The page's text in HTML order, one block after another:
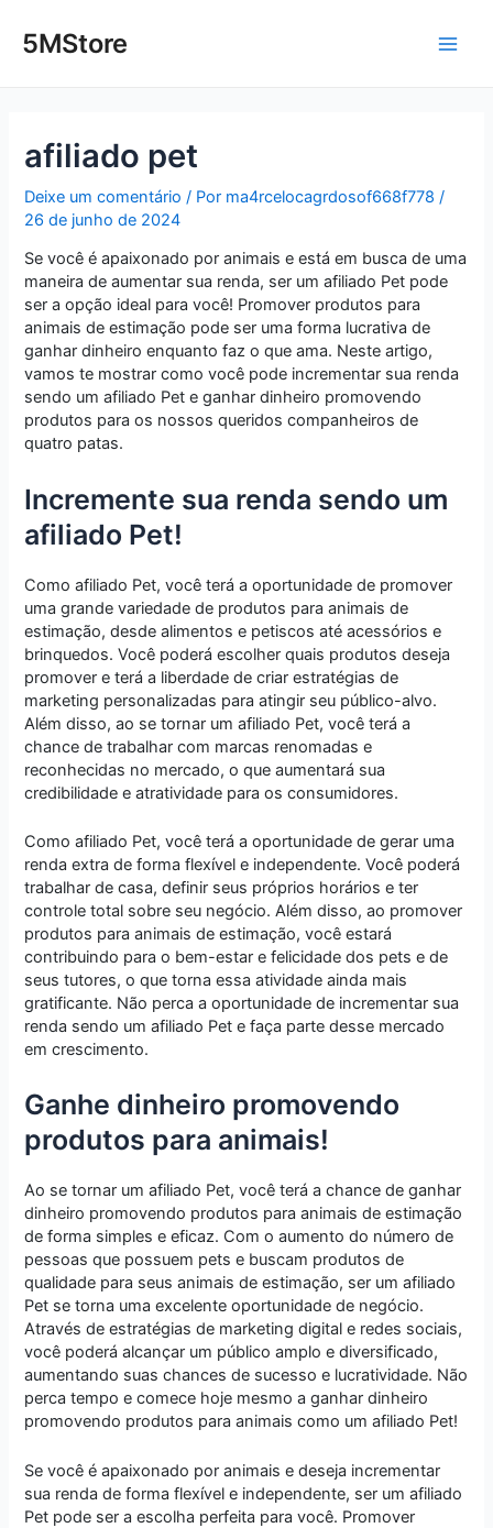
para5MStore
afiliado pet
Deixe um comentário / Por ma4rcelocagrdosof668f778/
26 de junho de 2024
Se você é apaixonado por animais e está em busca de uma
maneira de aumentar sua renda, ser um afiliado Pet pode
ser a opção ideal para você! Promover produtos para
animais de estimação pode ser uma forma lucrativa de
ganhar dinheiro enquanto faz o que ama. Neste artigo,
vamos te mostrar como você pode incrementar sua renda
sendo um afiliado Pet e ganhar dinheiro promovendo
produtos para os nossos queridos companheiros de
quatro patas.
Incremente sua renda sendo um
afiliado Pet!
Como afiliado Pet, você terá a oportunidade de promover
uma grande variedade de produtos para animais de
estimação, desde alimentos e petiscos até acessórios e
brinquedos. Você poderá escolher quais produtos deseja
promover e terá a liberdade de criar estratégias de
marketing personalizadas para atingir seu público-alvo.
Além disso, ao se tornar um afiliado Pet, você terá a
chance de trabalhar com marcas renomadas e
reconhecidas no mercado, o que aumentará sua
credibilidade e atratividade para os consumidores.
Como afiliado Pet, você terá a oportunidade de gerar uma
renda extra de forma flexível e independente. Você poderá
trabalhar de casa, definir seus próprios horários e ter
controle total sobre seu negócio. Além disso, ao promover
produtos para animais de estimação, você estará
contribuindo para o bem-estar e felicidade dos pets e de
seus tutores, o que torna essa atividade ainda mais
gratificante. Não perca a oportunidade de incrementar sua
renda sendo um afiliado Pet e faça parte desse mercado
em crescimento.
Ganhe dinheiro promovendo
produtos para animais!
Ao se tornar um afiliado Pet, você terá a chance de ganhar
dinheiro promovendo produtos para animais de estimação
de forma simples e eficaz. Com o aumento do número de
pessoas que possuem pets e buscam produtos de
qualidade para seus animais de estimação, ser um afiliado
Pet se torna uma excelente oportunidade de negócio.
Através de estratégias de marketing digital e redes sociais,
você poderá alcançar um público amplo e diversificado,
aumentando suas chances de sucesso e lucratividade. Não
perca tempo e comece hoje mesmo a ganhar dinheiro
promovendo produtos para animais como um afiliado Pet!
Se você é apaixonado por animais e deseja incrementar
sua renda de forma flexível e independente, ser um afiliado
Pet pode ser a escolha perfeita para você. Promover
navigation